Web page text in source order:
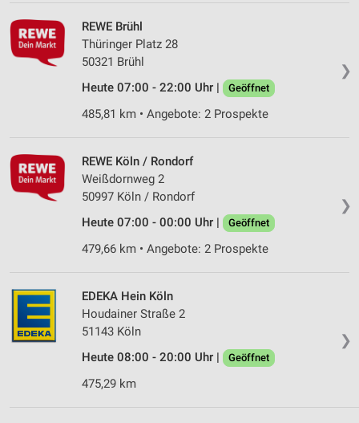
❯
REWE Brühl
Thüringer Platz 28
50321 Brühl
Heute 07:00 - 22:00 Uhr |
Geöffnet
485,81 km • Angebote: 2 Prospekte
❯
REWE Köln / Rondorf
Weißdornweg 2
50997 Köln / Rondorf
Heute 07:00 - 00:00 Uhr |
Geöffnet
479,66 km • Angebote: 2 Prospekte
❯
EDEKA Hein Köln
Houdainer Straße 2
51143 Köln
Heute 08:00 - 20:00 Uhr |
Geöffnet
475,29 km